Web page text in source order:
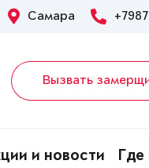
Самара
Вызвать
и новости Где